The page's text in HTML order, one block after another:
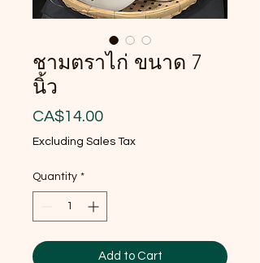
ชามตราไก่ ขนาด 7
นิ้ว
CA$14.00Price
Excluding Sales Tax
Quantity *
Add to Cart